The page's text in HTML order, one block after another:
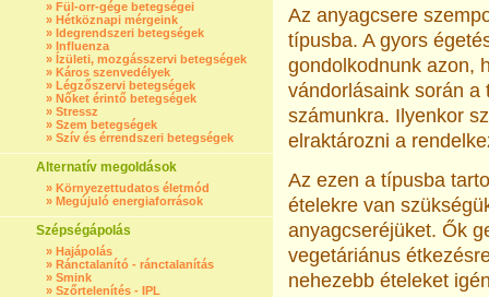
» Fül-orr-gége betegségei
» Hétköznapi mérgeink
» Idegrendszeri betegségek
» Influenza
» Ízületi, mozgásszervi betegségek
» Káros szenvedélyek
» Légzőszervi betegségek
» Nőket érintő betegségek
» Stressz
» Szem betegségek
» Szív és érrendszeri betegségek
Alternatív megoldások
» Környezettudatos életmód
» Megújuló energiaforrások
Szépségápolás
» Hajápolás
» Ránctalanító - ránctalanítás
» Smink
» Szőrtelenítés - IPL
Az anyagcsere
típusba. A gyors
gondolkodnunk azon,
vándorlásaink során a
számunkra. Ilyenkor
elraktározni a
Az ezen a típusba
ételekre van
anyagcseréjüket. Ők
vegetáriánus
nehezebb ételeket